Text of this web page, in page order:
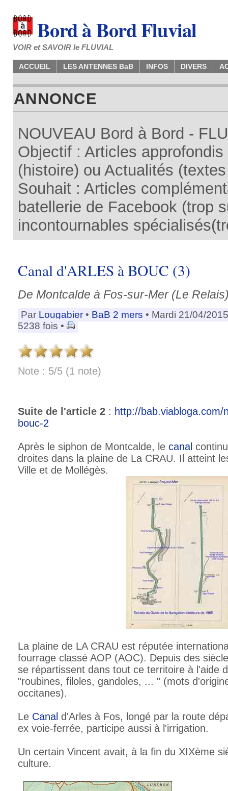
Bord à Bord Fluvial
VOIR et SAVOIR le FLUVIAL
ACCUEIL LES ANTENNES BaB INFOS DIVERS
ANNONCE
NOUVEAU Bord à Bord -
Objectif : Articles
(histoire) ou Actualités
Souhait : Articles
batellerie de Facebook (trop
incontournables
Canal d'ARLES à BOUC (3)
De Montcalde à Fos-sur-Mer (Le
Par Lougabier • BaB 2 mers • Mardi 21/04/
5238 fois •
Note : 5/5 (1 note)
Suite de l'article 2 : http://bab.viabloga.com/
bouc-2
Après le siphon de Montcalde, le canal
droites dans la plaine de La CRAU. Il atteint
Ville et de Mollégès.
La plaine de LA CRAU est réputée
fourrage classé AOP (AOC). Depuis des
se répartissent dans tout ce territoire à l'aide
"roubines, filoles, gandoles, ... " (mots
occitanes).
Le Canal d'Arles à Fos, longé par la route
ex voie-ferrée, participe aussi à l'irrigation.
Un certain Vincent avait, à la fin du XIXème
culture.